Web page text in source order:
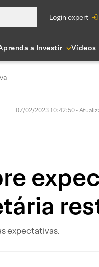
login expert
a Investir Vídeos
07/02/2023 10:42:50 •
expectativas.